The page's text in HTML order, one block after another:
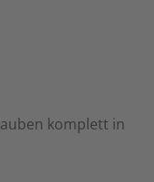
komplett in